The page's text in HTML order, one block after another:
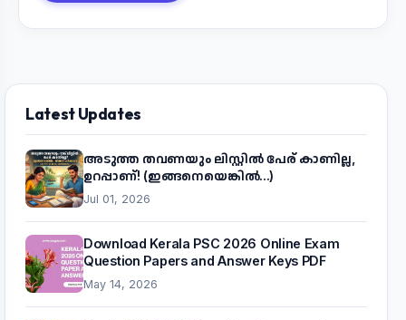
Latest Updates
അടുത്ത തവണയും ലിസ്റ്റിൽ പേര് കാണില്ല,
ഉറപ്പാണ്! (ഇങ്ങനെയെങ്കിൽ...)
Jul 01, 2026
Download Kerala PSC 2026 Online Exam
Question Papers and Answer Keys PDF
May 14, 2026